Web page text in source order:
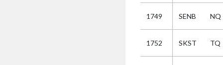
1749 SENB NQ
1752 SKST TQ